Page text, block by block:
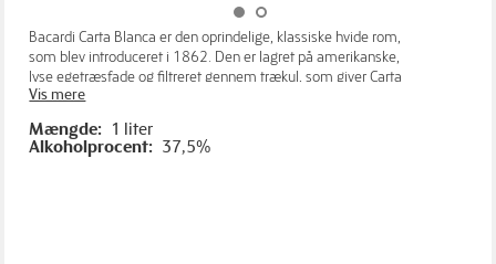
Bacardi Carta Blanca er den oprindelige, klassiske hvide rom,
som blev introduceret i 1862. Den er lagret på amerikanske,
lyse egetræsfade og filtreret gennem trækul, som giver Carta
Blanca en karakteristisk glathed og skøn cremet smag, der ikke
velegnet til at mixe i klassiske romcocktails som fx Mojito,
Daiquiri, Bacardi & Cola samt Piña Colada, men er også skøn at
Vis mere
Mængde: 1 liter
Alkoholprocent: 37,5%